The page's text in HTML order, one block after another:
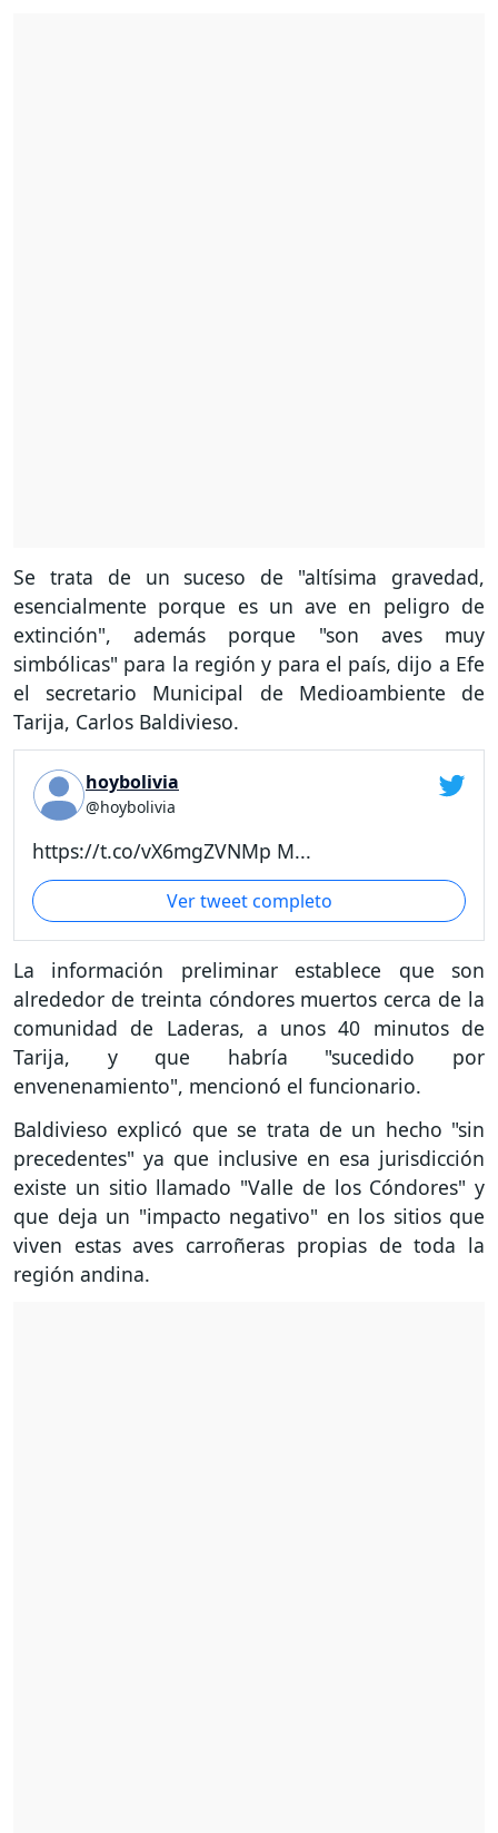
Se trata de un suceso de "altísima gravedad,
esencialmente porque es un ave en peligro de
extinción", además porque "son aves muy
simbólicas" para la región y para el país, dijo a Efe
el secretario Municipal de Medioambiente de
Tarija, Carlos Baldivieso.
hoybolivia
@hoybolivia
https://t.co/vX6mgZVNMp M...
Ver tweet completo
La información preliminar establece que son
alrededor de treinta cóndores muertos cerca de la
comunidad de Laderas, a unos 40 minutos de
Tarija, y que habría "sucedido por
envenenamiento", mencionó el funcionario.
Baldivieso explicó que se trata de un hecho "sin
precedentes" ya que inclusive en esa jurisdicción
existe un sitio llamado "Valle de los Cóndores" y
que deja un "impacto negativo" en los sitios que
viven estas aves carroñeras propias de toda la
región andina.